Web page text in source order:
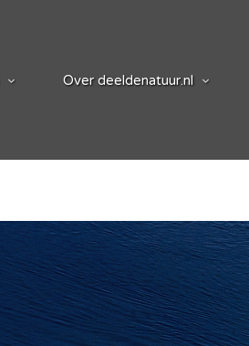
Over deeldenatuur.nl